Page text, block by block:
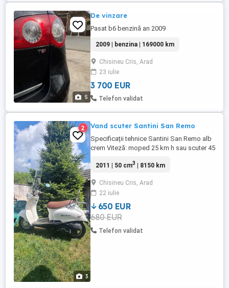
5
De vinzare
Pasat b6 benzină an 2009
2009 | benzina | 169000 km
Chisineu Cris, Arad
23 iulie
3 700 EUR
Telefon validat
3
2 Vand scuter Santini San Remo
Specificații tehnice Santini San Remo alb
crem Viteză: moped 25 km h sau scuter 45
Combustibil: Euro 95 sau E Rezervor de
automată Frână cu disc: față Frână cu
tambur: spate Greutate: 77 kg Culoare: Alb
crem Baterie noua Pornire ...
2011 | 50 cm3 | 8150 km
Chisineu Cris, Arad
22 iulie
650 EUR
680 EUR
Telefon validat